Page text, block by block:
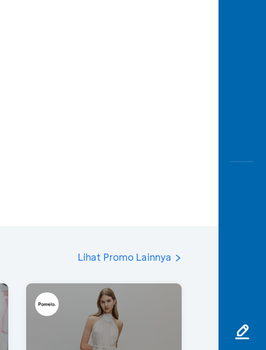
Lihat Promo Lainnya